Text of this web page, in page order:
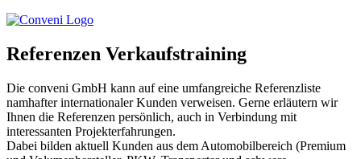
Referenzen Verkaufstraining
Die conveni GmbH kann auf eine umfangreiche Referenzliste
namhafter internationaler Kunden verweisen. Gerne erläutern wir
Ihnen die Referenzen persönlich, auch in Verbindung mit
interessanten Projekterfahrungen.
Dabei bilden aktuell Kunden aus dem Automobilbereich (Premium